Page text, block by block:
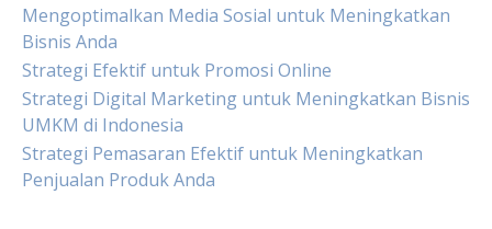
Mengoptimalkan Media Sosial untuk Meningkatkan
Bisnis Anda
Strategi Efektif untuk Promosi Online
Strategi Digital Marketing untuk Meningkatkan Bisnis
UMKM di Indonesia
Strategi Pemasaran Efektif untuk Meningkatkan
Penjualan Produk Anda